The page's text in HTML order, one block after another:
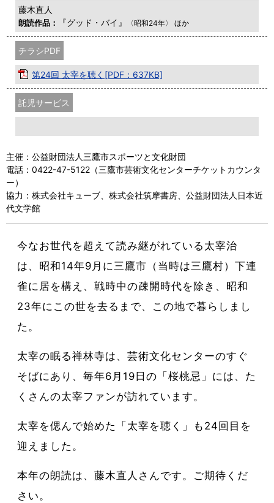
藤木直人
朗読作品： 『グッド・バイ』 〈昭和24年〉 ほか
チラシPDF
第24回 太宰を聴く[PDF：637KB]
託児サービス
主催：公益財団法人三鷹市スポーツと文化財団
電話：0422-47-5122（三鷹市芸術文化センターチケットカウンタ
ー）
協力：株式会社キューブ、株式会社筑摩書房、公益財団法人日本近
代文学館
今なお世代を超えて読み継がれている太宰治
は、昭和14年9月に三鷹市（当時は三鷹村）下連
雀に居を構え、戦時中の疎開時代を除き、昭和
23年にこの世を去るまで、この地で暮らしまし
た。
太宰の眠る禅林寺は、芸術文化センターのすぐ
そばにあり、毎年6月19日の「桜桃忌」には、た
くさんの太宰ファンが訪れています。
太宰を偲んで始めた「太宰を聴く」も24回目を
迎えました。
本年の朗読は、藤木直人さんです。ご期待くだ
さい。